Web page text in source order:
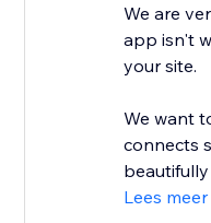
We are
app isn't
your site.
We want
connects
beautifully
Lees meer